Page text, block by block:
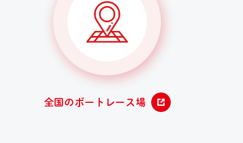
全国のボートレース場